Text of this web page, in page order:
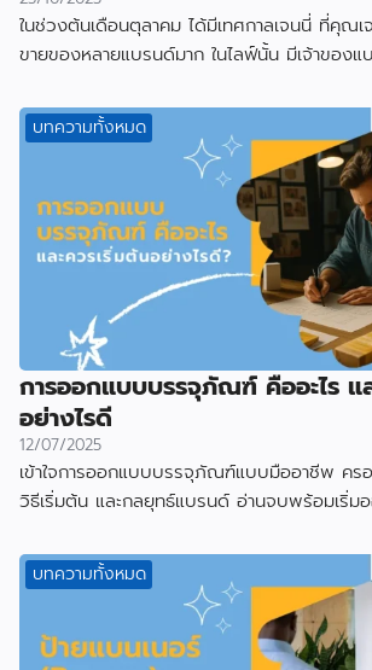
ในช่วงต้นเดือนตุลาคม ได้มีเทศกาลเจนนี่ ที่คุณเ
ขายของหลายแบรนด์มาก ในไลฟ์นั้น มีเจ้าของแ
บทความทั้งหมด
การออกแบบบรรจุภัณฑ์ คืออะไร แ
อย่างไรดี
12/07/2025
เข้าใจการออกแบบบรรจุภัณฑ์แบบมืออาชีพ คร
วิธีเริ่มต้น และกลยุทธ์แบรนด์ อ่านจบพร้อมเริ่ม
บทความทั้งหมด